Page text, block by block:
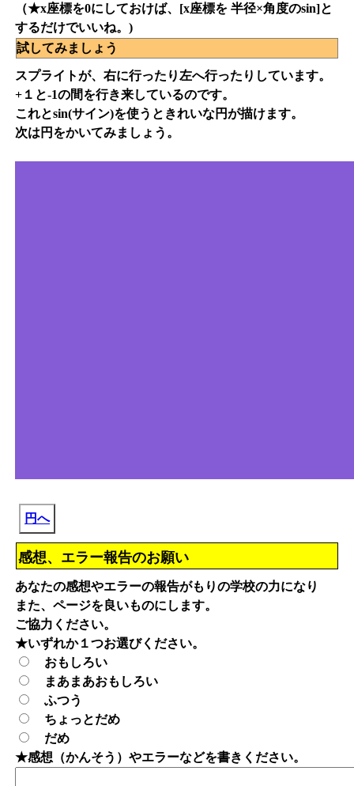
（★x座標を0にしておけば、[x座標を 半径×角度のsin]と
するだけでいいね。)
試してみましょう
スプライトが、右に行ったり左へ行ったりしています。
+１と-1の間を行き来しているのです。
これとsin(サイン)を使うときれいな円が描けます。
次は円をかいてみましょう。
円へ
感想、エラー報告のお願い
あなたの感想やエラーの報告がもりの学校の力になり
また、ページを良いものにします。
ご協力ください。
★いずれか１つお選びください。
おもしろい
まあまあおもしろい
ふつう
ちょっとだめ
だめ
★感想（かんそう）やエラーなどを書きください。